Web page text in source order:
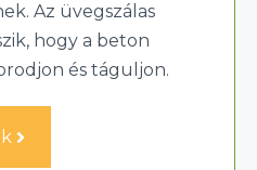
Az üvegszálas
hogy a beton
és táguljon.